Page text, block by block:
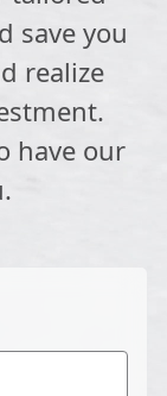
save you
realize
have our